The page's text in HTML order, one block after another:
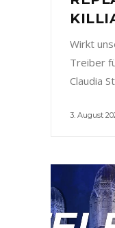
Wirkt
Treiber
Claudia
3. August